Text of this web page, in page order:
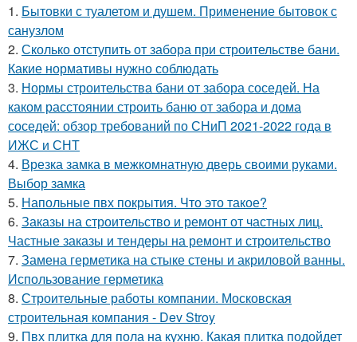
1. Бытовки с туалетом и душем. Применение бытовок с
санузлом
2. Сколько отступить от забора при строительстве бани.
Какие нормативы нужно соблюдать
3. Нормы строительства бани от забора соседей. На
каком расстоянии строить баню от забора и дома
соседей: обзор требований по СНиП 2021-2022 года в
ИЖС и СНТ
4. Врезка замка в межкомнатную дверь своими руками.
Выбор замка
5. Напольные пвх покрытия. Что это такое?
6. Заказы на строительство и ремонт от частных лиц.
Частные заказы и тендеры на ремонт и строительство
7. Замена герметика на стыке стены и акриловой ванны.
Использование герметика
8. Строительные работы компании. Московская
строительная компания - Dev Stroy
9. Пвх плитка для пола на кухню. Какая плитка подойдет